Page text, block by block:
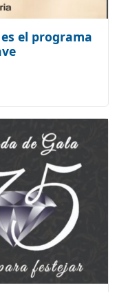
el programa